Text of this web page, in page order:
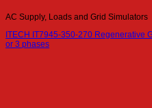
AC Supply, Loads and Grid Simulators
ITECH IT7945-350-270 Regenerative
or 3 phases